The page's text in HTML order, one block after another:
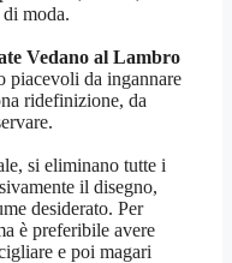
moda.
Vedano al Lambro
piacevoli da ingannare
ridefinizione, da
si eliminano tutte i
il disegno,
desiderato. Per
è preferibile avere
e poi magari